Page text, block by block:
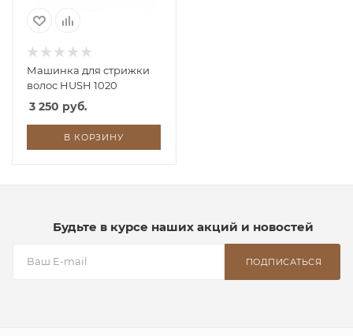
Машинка для стрижки
волос HUSH 1020
3 250 руб.
В КОРЗИНУ
Будьте в курсе наших акций и новостей
ПОДПИСАТЬСЯ